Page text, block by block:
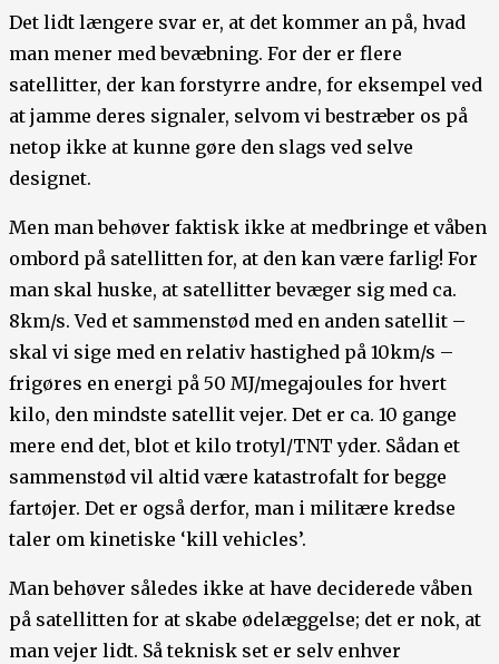
Det lidt længere svar er, at det kommer an på, hvad
man mener med bevæbning. For der er flere
satellitter, der kan forstyrre andre, for eksempel ved
at jamme deres signaler, selvom vi bestræber os på
netop ikke at kunne gøre den slags ved selve
designet.
Men man behøver faktisk ikke at medbringe et våben
ombord på satellitten for, at den kan være farlig! For
man skal huske, at satellitter bevæger sig med ca.
8km/s. Ved et sammenstød med en anden satellit –
skal vi sige med en relativ hastighed på 10km/s –
frigøres en energi på 50 MJ/megajoules for hvert
kilo, den mindste satellit vejer. Det er ca. 10 gange
mere end det, blot et kilo trotyl/TNT yder. Sådan et
sammenstød vil altid være katastrofalt for begge
fartøjer. Det er også derfor, man i militære kredse
taler om kinetiske ‘kill vehicles’.
Man behøver således ikke at have deciderede våben
på satellitten for at skabe ødelæggelse; det er nok, at
man vejer lidt. Så teknisk set er selv enhver